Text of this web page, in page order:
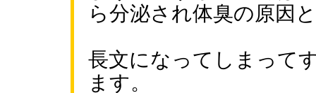
ら分泌され体臭の原因
長文になってしまって
ます。